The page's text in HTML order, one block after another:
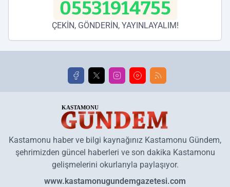
05531914755
ÇEKİN, GÖNDERİN, YAYINLAYALIM!
Kastamonu haber ve bilgi kaynağınız Kastamonu Gündem,
şehrimizden güncel haberleri ve son dakika Kastamonu
gelişmelerini okurlarıyla paylaşıyor.
www.kastamonugundemgazetesi.com